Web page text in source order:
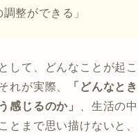
調整ができる」
して、どんなことが起
れが実際、
「どんなと
感じるのか」
、生活の
とまで思い描けないと、